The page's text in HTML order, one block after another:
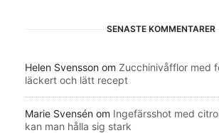
SENASTE KOMMENTARER
Helen Svensson om Zucchinivåfflor med
läckert och lätt recept
Marie Svensén om Ingefärsshot med
kan man hålla sig stark